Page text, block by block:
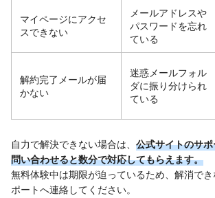
マイページにアクセ
スできない
メールアドレスや
パスワードを忘れ
ている
解約完了メールが届
かない
迷惑メールフォル
ダに振り分けられ
ている
自力で解決できない場合は、 公式サイトのサ
問い合わせると数分で対応してもらえます。
無料体験中は期限が迫っているため、解消で
ポートへ連絡してください。